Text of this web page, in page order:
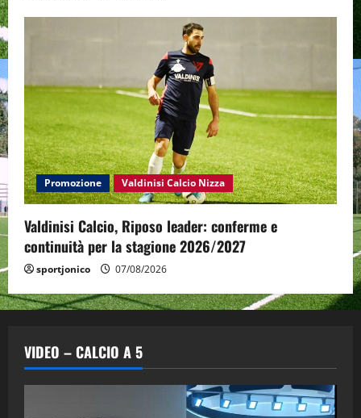
Promozione Valdinisi Calcio Nizza
Valdinisi Calcio, Riposo leader: conferme e
continuità per la stagione 2026/2027
sportjonico 07/08/2026
VIDEO – CALCIO A 5